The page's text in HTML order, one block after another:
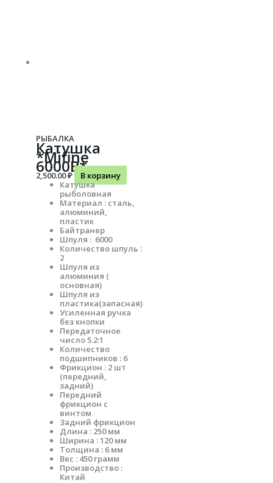
РЫБАЛКА
Катушка
*Mifine
6000B*
2,500.00₽
В корзину
Катушка
рыболовная
Материал : сталь,
алюминий,
пластик
Байтранер
Шпуля : 6000
Количество шпуль :
2
Шпуля из
алюминия (
основная)
Шпуля из
пластика(запасная)
Усиленная ручка
без кнопки
Передаточное
число 5.2:1
Количество
подшипников : 6
Фрикцион : 2 шт
(передний,
задний)
Передний
фрикцион с
винтом
Задний фрикцион
Длина : 250 мм
Ширина : 120 мм
Толщина : 6 мм
Вес : 450 грамм
Производство :
Китай